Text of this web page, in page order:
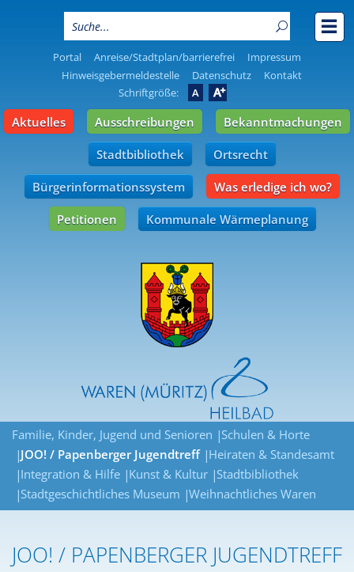
Portal Anreise/Stadtplan/barrierefrei
Impressum
Hinweisgebermeldestelle
Datenschutz
Kontakt
Schriftgröße:
A A
Aktuelles Ausschreibungen Bekanntmachungen
Stadtbibliothek Ortsrecht
Bürgerinformationssystem Was erledige ich wo?
Petitionen Kommunale Wärmeplanung
Familie, Kinder, Jugend und Senioren
Schulen & Horte
JOO! / Papenberger Jugendtreff Heiraten & Standesamt
Integration & Hilfe Kunst & Kultur Stadtbibliothek
Stadtgeschichtliches Museum Weihnachtliches Waren
JOO! / PAPENBERGER JUGENDTREFF